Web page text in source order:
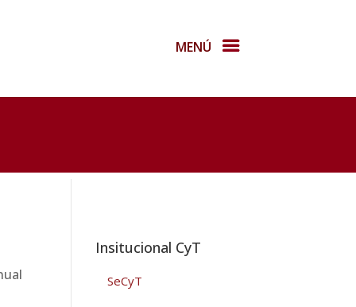
MENÚ
Insitucional CyT
SeCyT